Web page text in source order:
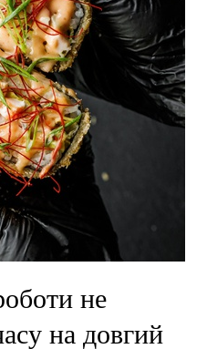
не
на довгий